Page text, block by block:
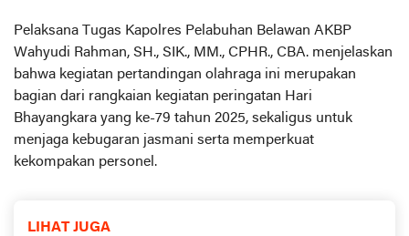
Pelaksana Tugas Kapolres Pelabuhan Belawan AKBP
Wahyudi Rahman, SH., SIK., MM., CPHR., CBA. menjelaskan
bahwa kegiatan pertandingan olahraga ini merupakan
bagian dari rangkaian kegiatan peringatan Hari
Bhayangkara yang ke-79 tahun 2025, sekaligus untuk
menjaga kebugaran jasmani serta memperkuat
kekompakan personel.
LIHAT JUGA